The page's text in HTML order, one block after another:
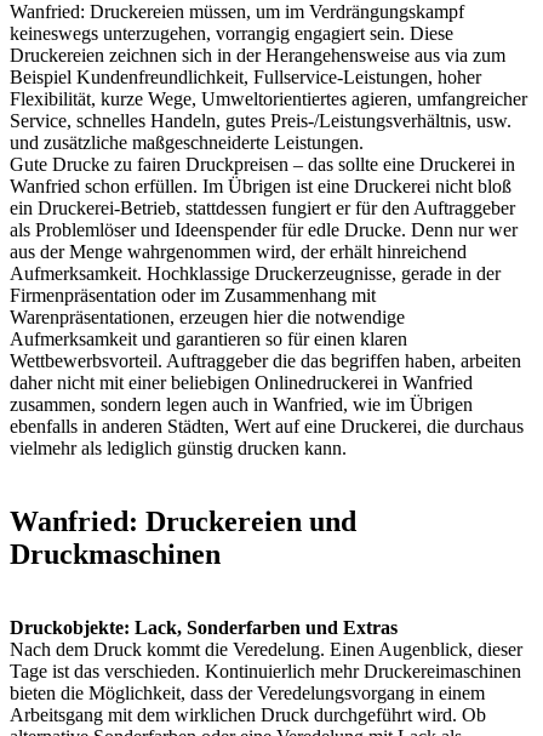
Wanfried: Druckereien müssen, um im Verdrängungskampf
keineswegs unterzugehen, vorrangig engagiert sein. Diese
Druckereien zeichnen sich in der Herangehensweise aus via zum
Beispiel Kundenfreundlichkeit, Fullservice-Leistungen, hoher
Flexibilität, kurze Wege, Umweltorientiertes agieren, umfangreicher
Service, schnelles Handeln, gutes Preis-/Leistungsverhältnis, usw.
und zusätzliche maßgeschneiderte Leistungen.
Gute Drucke zu fairen Druckpreisen – das sollte eine Druckerei in
Wanfried schon erfüllen. Im Übrigen ist eine Druckerei nicht bloß
ein Druckerei-Betrieb, stattdessen fungiert er für den Auftraggeber
als Problemlöser und Ideenspender für edle Drucke. Denn nur wer
aus der Menge wahrgenommen wird, der erhält hinreichend
Aufmerksamkeit. Hochklassige Druckerzeugnisse, gerade in der
Firmenpräsentation oder im Zusammenhang mit
Warenpräsentationen, erzeugen hier die notwendige
Aufmerksamkeit und garantieren so für einen klaren
Wettbewerbsvorteil. Auftraggeber die das begriffen haben, arbeiten
daher nicht mit einer beliebigen Onlinedruckerei in Wanfried
zusammen, sondern legen auch in Wanfried, wie im Übrigen
ebenfalls in anderen Städten, Wert auf eine Druckerei, die durchaus
vielmehr als lediglich günstig drucken kann.
Wanfried: Druckereien und
Druckmaschinen
Druckobjekte: Lack, Sonderfarben und Extras
Nach dem Druck kommt die Veredelung. Einen Augenblick, dieser
Tage ist das verschieden. Kontinuierlich mehr Druckereimaschinen
bieten die Möglichkeit, dass der Veredelungsvorgang in einem
Arbeitsgang mit dem wirklichen Druck durchgeführt wird. Ob